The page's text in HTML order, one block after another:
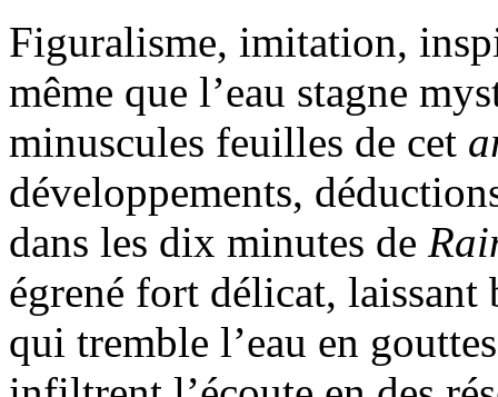
Figuralisme, imitation,
même que l’eau stagne
minuscules feuilles de cet
développements,
dans les dix minutes de
égrené fort délicat, laissant
qui tremble l’eau en